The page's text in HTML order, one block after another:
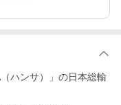
ハンサ）」の日本総輸